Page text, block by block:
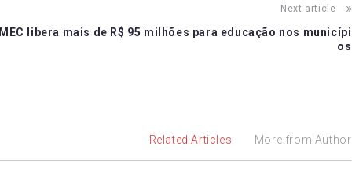
Next article
MEC libera mais de R$ 95 milhões para educação nos municípi
os
Related Articles More from Author